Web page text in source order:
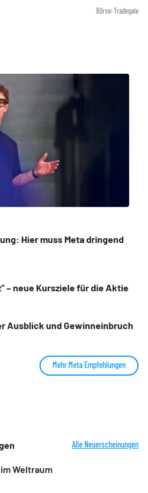
Börse: Tradegate
Hier muss Meta dringend
– neue Kursziele für die Aktie
Ausblick und Gewinneinbruch
Mehr Meta Empfehlungen
Alle Neuerscheinungen
Weltraum